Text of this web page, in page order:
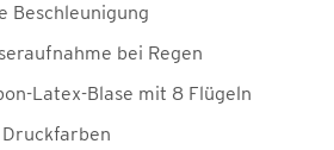
Beschleunigung
bei Regen
Latex-Blase mit 8 Flügeln